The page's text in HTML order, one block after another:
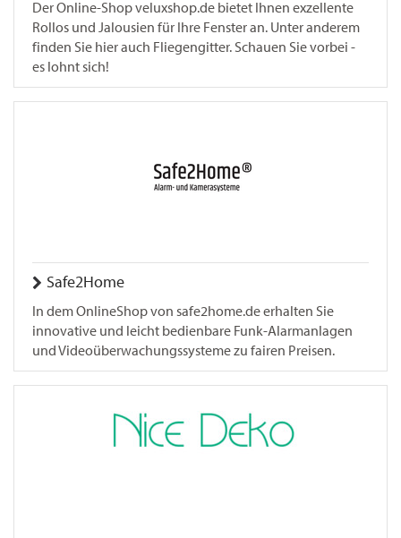
Der Online-Shop veluxshop.de bietet Ihnen exzellente
Rollos und Jalousien für Ihre Fenster an. Unter anderem
finden Sie hier auch Fliegengitter. Schauen Sie vorbei -
es lohnt sich!
Safe2Home
In dem OnlineShop von safe2home.de erhalten Sie
innovative und leicht bedienbare Funk-Alarmanlagen
und Videoüberwachungssysteme zu fairen Preisen.